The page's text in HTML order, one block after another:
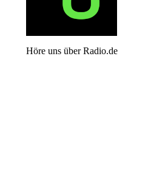
Höre uns über Radio.de